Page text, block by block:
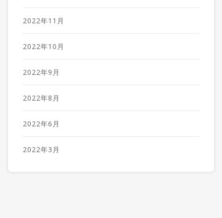
2022年11月
2022年10月
2022年9月
2022年8月
2022年6月
2022年3月